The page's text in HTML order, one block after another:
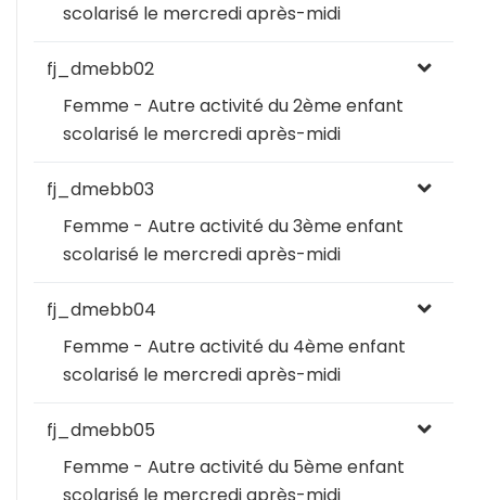
scolarisé le mercredi après-midi
fj_dmebb02
Femme - Autre activité du 2ème enfant
scolarisé le mercredi après-midi
fj_dmebb03
Femme - Autre activité du 3ème enfant
scolarisé le mercredi après-midi
fj_dmebb04
Femme - Autre activité du 4ème enfant
scolarisé le mercredi après-midi
fj_dmebb05
Femme - Autre activité du 5ème enfant